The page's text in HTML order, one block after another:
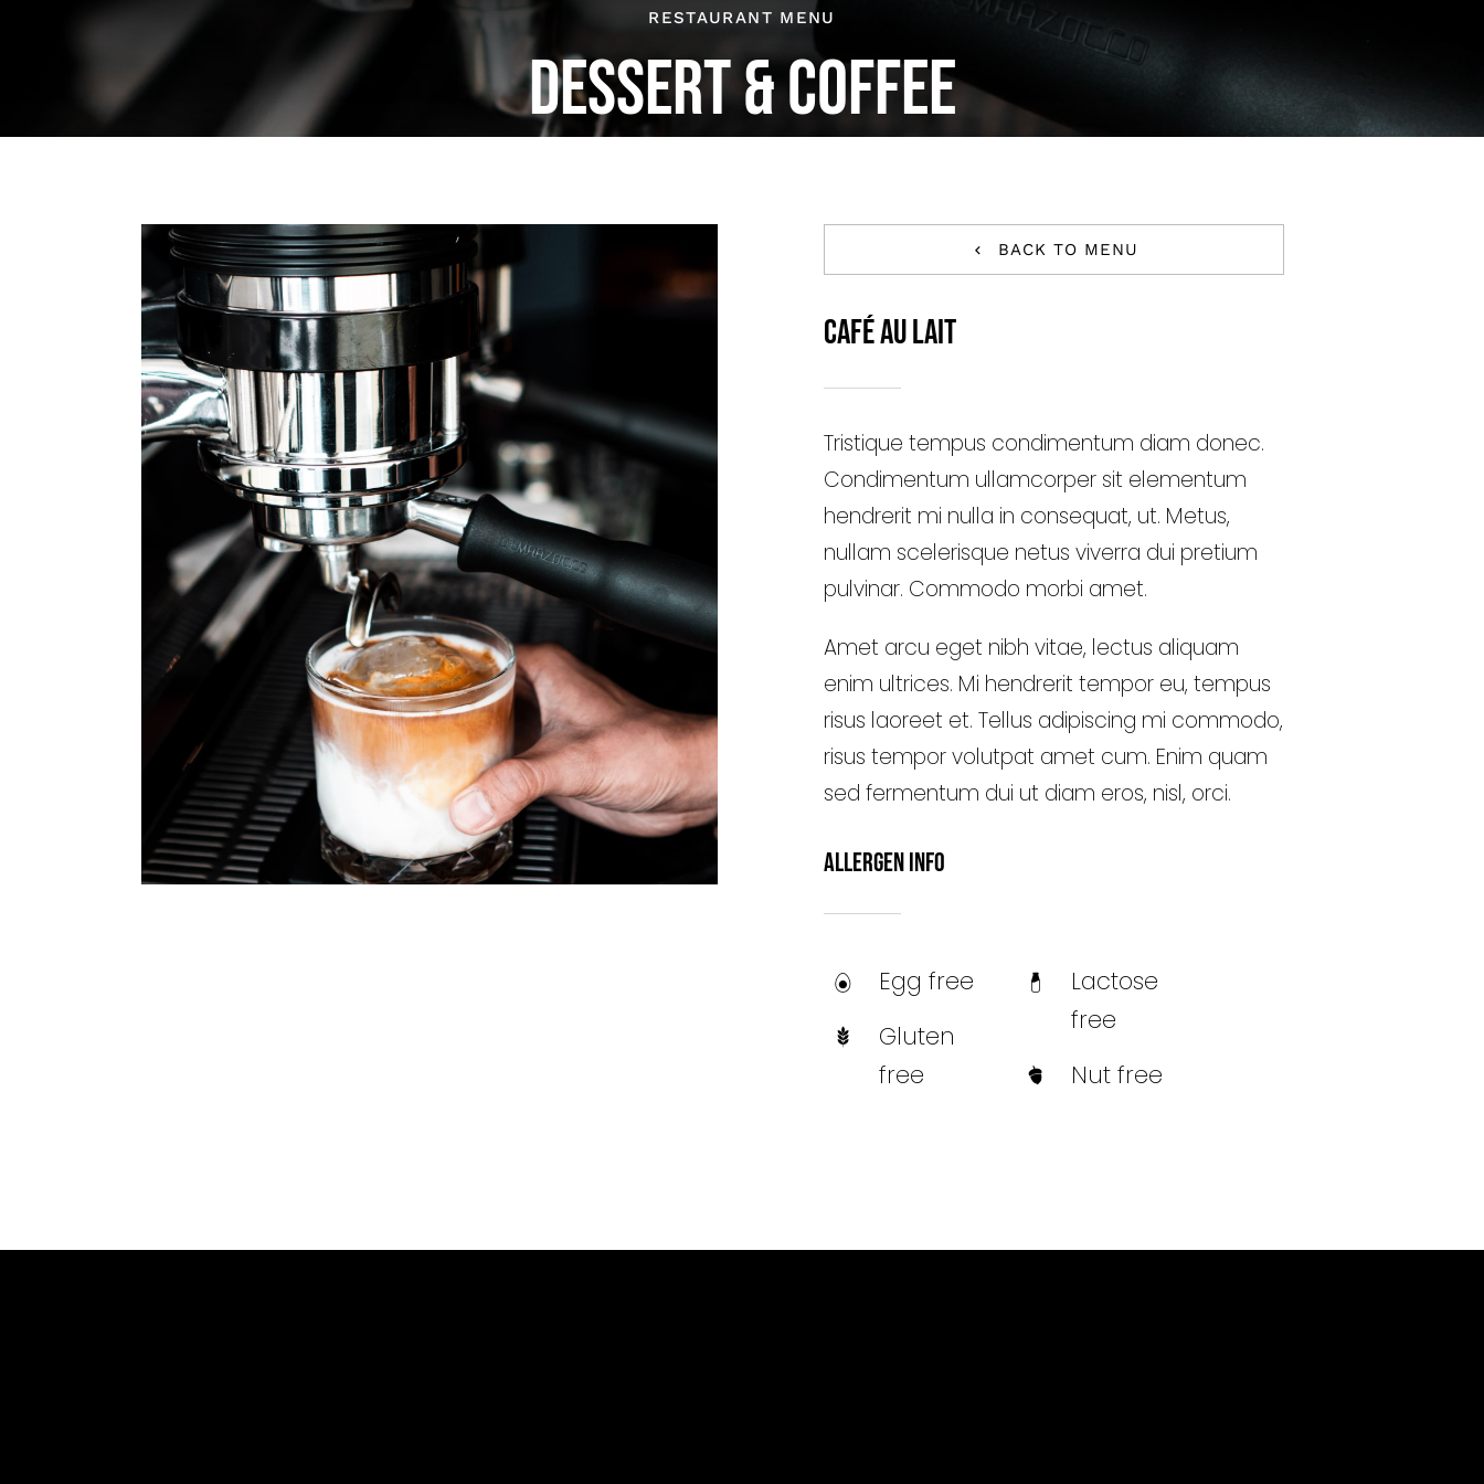
RESTAURANT MENU
DESSERT & COFFEE
BACK TO MENU
Café Au Lait
Tristique tempus condimentum diam donec.
Condimentum ullamcorper sit elementum
hendrerit mi nulla in consequat, ut. Metus,
nullam scelerisque netus viverra dui pretium
pulvinar. Commodo morbi amet.
Amet arcu eget nibh vitae, lectus aliquam
enim ultrices. Mi hendrerit tempor eu, tempus
risus laoreet et. Tellus adipiscing mi commodo,
risus tempor volutpat amet cum. Enim quam
sed fermentum dui ut diam eros, nisl, orci.
Allergen Info
Egg free
Gluten
free
Lactose
free
Nut free